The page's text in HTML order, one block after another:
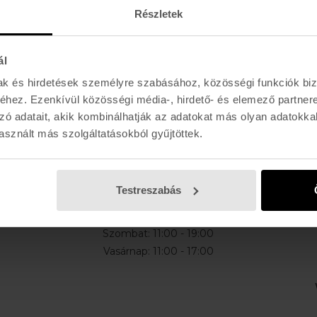
Részletek
és hirdetések személyre szabásához, közösségi funkciók
Ezenkívül közösségi média-, hirdető- és elemező
adatait, akik kombinálhatják az adatokat más olyan
más szolgáltatásokból gyűjtöttek.
Testreszabás
akciókról
E-MAIL
K I R Á L Y 52 (ÚJ)
Szombat: 11:00 - 19:00
Vasárnap: 11:00 - 17:00